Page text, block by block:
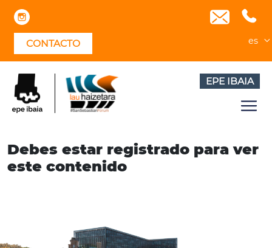
Skip
contentCONTACTO es
EPE IBAIA
Debes estar registrado para ver
este contenido